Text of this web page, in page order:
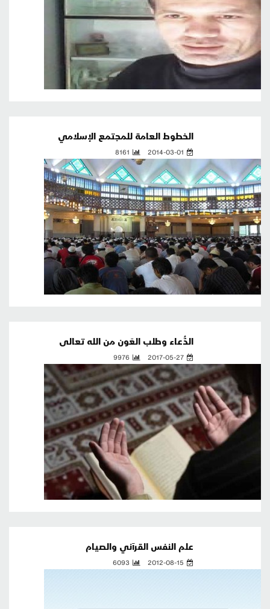
الخطوط العامة للمجتمع الإسلامي
2014-03-01
8161
الدُّعاء وطلب العَون من الله تعالى
2017-05-27
9976
علم النفس القرآني والصيام
2012-08-15
6093